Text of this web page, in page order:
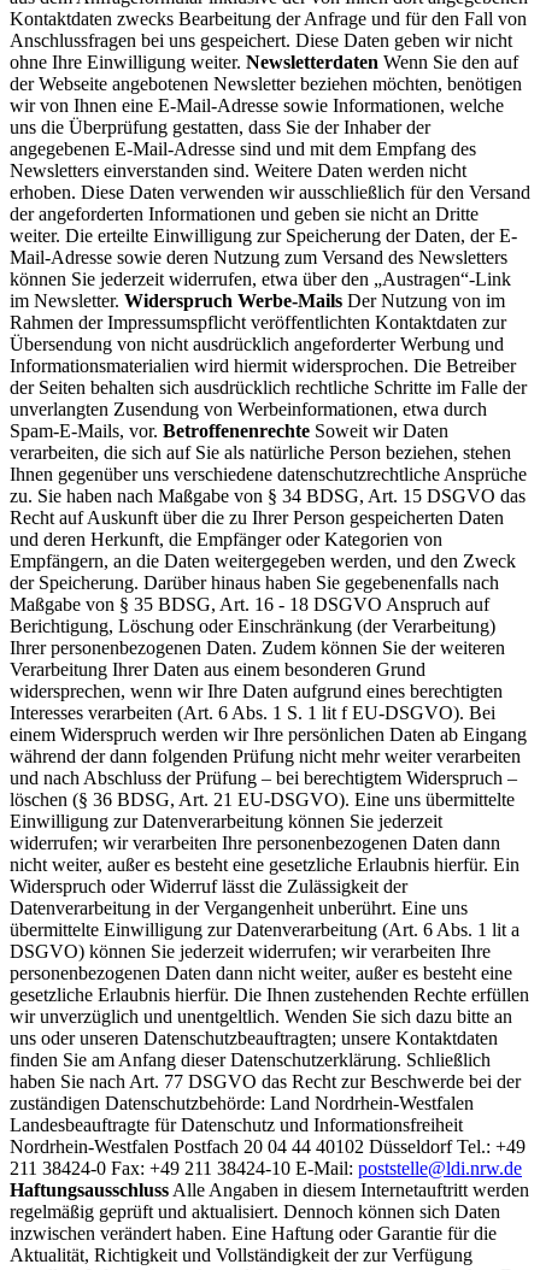
Kontaktdaten zwecks Bearbeitung der Anfrage und für den Fall von
Anschlussfragen bei uns gespeichert. Diese Daten geben wir nicht
ohne Ihre Einwilligung weiter. Newsletterdaten Wenn Sie den auf
der Webseite angebotenen Newsletter beziehen möchten, benötigen
wir von Ihnen eine E-Mail-Adresse sowie Informationen, welche
uns die Überprüfung gestatten, dass Sie der Inhaber der
angegebenen E-Mail-Adresse sind und mit dem Empfang des
Newsletters einverstanden sind. Weitere Daten werden nicht
erhoben. Diese Daten verwenden wir ausschließlich für den Versand
der angeforderten Informationen und geben sie nicht an Dritte
weiter. Die erteilte Einwilligung zur Speicherung der Daten, der E-
Mail-Adresse sowie deren Nutzung zum Versand des Newsletters
können Sie jederzeit widerrufen, etwa über den „Austragen“-Link
im Newsletter. Widerspruch Werbe-Mails Der Nutzung von im
Rahmen der Impressumspflicht veröffentlichten Kontaktdaten zur
Übersendung von nicht ausdrücklich angeforderter Werbung und
Informationsmaterialien wird hiermit widersprochen. Die Betreiber
der Seiten behalten sich ausdrücklich rechtliche Schritte im Falle der
unverlangten Zusendung von Werbeinformationen, etwa durch
Spam-E-Mails, vor. Betroffenenrechte Soweit wir Daten
verarbeiten, die sich auf Sie als natürliche Person beziehen, stehen
Ihnen gegenüber uns verschiedene datenschutzrechtliche Ansprüche
zu. Sie haben nach Maßgabe von § 34 BDSG, Art. 15 DSGVO das
Recht auf Auskunft über die zu Ihrer Person gespeicherten Daten
und deren Herkunft, die Empfänger oder Kategorien von
Empfängern, an die Daten weitergegeben werden, und den Zweck
der Speicherung. Darüber hinaus haben Sie gegebenenfalls nach
Maßgabe von § 35 BDSG, Art. 16 - 18 DSGVO Anspruch auf
Berichtigung, Löschung oder Einschränkung (der Verarbeitung)
Ihrer personenbezogenen Daten. Zudem können Sie der weiteren
Verarbeitung Ihrer Daten aus einem besonderen Grund
widersprechen, wenn wir Ihre Daten aufgrund eines berechtigten
Interesses verarbeiten (Art. 6 Abs. 1 S. 1 lit f EU-DSGVO). Bei
einem Widerspruch werden wir Ihre persönlichen Daten ab Eingang
während der dann folgenden Prüfung nicht mehr weiter verarbeiten
und nach Abschluss der Prüfung – bei berechtigtem Widerspruch –
löschen (§ 36 BDSG, Art. 21 EU-DSGVO). Eine uns übermittelte
Einwilligung zur Datenverarbeitung können Sie jederzeit
widerrufen; wir verarbeiten Ihre personenbezogenen Daten dann
nicht weiter, außer es besteht eine gesetzliche Erlaubnis hierfür. Ein
Widerspruch oder Widerruf lässt die Zulässigkeit der
Datenverarbeitung in der Vergangenheit unberührt. Eine uns
übermittelte Einwilligung zur Datenverarbeitung (Art. 6 Abs. 1 lit a
DSGVO) können Sie jederzeit widerrufen; wir verarbeiten Ihre
personenbezogenen Daten dann nicht weiter, außer es besteht eine
gesetzliche Erlaubnis hierfür. Die Ihnen zustehenden Rechte erfüllen
wir unverzüglich und unentgeltlich. Wenden Sie sich dazu bitte an
uns oder unseren Datenschutzbeauftragten; unsere Kontaktdaten
finden Sie am Anfang dieser Datenschutzerklärung. Schließlich
haben Sie nach Art. 77 DSGVO das Recht zur Beschwerde bei der
zuständigen Datenschutzbehörde: Land Nordrhein-Westfalen
Landesbeauftragte für Datenschutz und Informationsfreiheit
Nordrhein-Westfalen Postfach 20 04 44 40102 Düsseldorf Tel.: +49
211 38424-0 Fax: +49 211 38424-10 E-Mail: poststelle@ldi.nrw.de
Haftungsausschluss Alle Angaben in diesem Internetauftritt werden
regelmäßig geprüft und aktualisiert. Dennoch können sich Daten
inzwischen verändert haben. Eine Haftung oder Garantie für die
Aktualität, Richtigkeit und Vollständigkeit der zur Verfügung